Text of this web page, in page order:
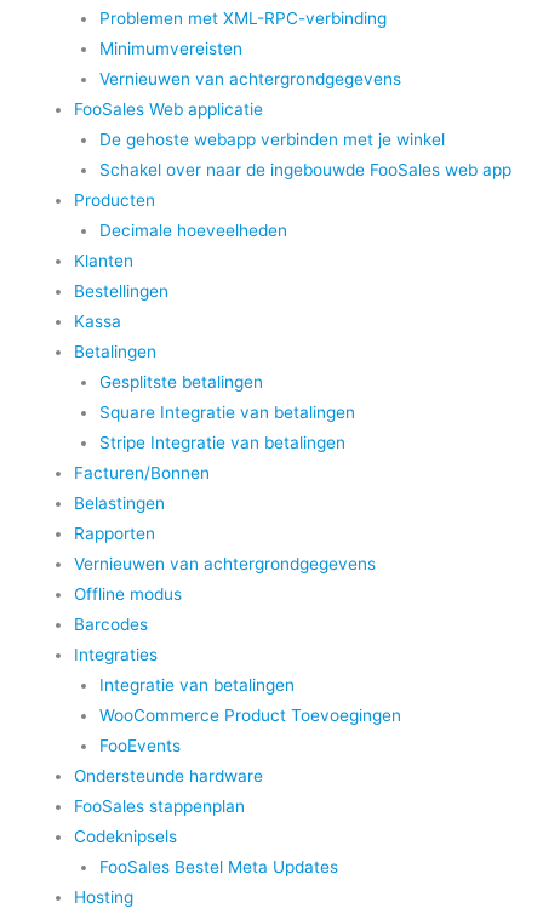
Problemen met XML-RPC-verbinding
Minimumvereisten
Vernieuwen van achtergrondgegevens
FooSales Web applicatie
De gehoste webapp verbinden met je winkel
Schakel over naar de ingebouwde FooSales web app
Producten
Decimale hoeveelheden
Klanten
Bestellingen
Kassa
Betalingen
Gesplitste betalingen
Square Integratie van betalingen
Stripe Integratie van betalingen
Facturen/Bonnen
Belastingen
Rapporten
Vernieuwen van achtergrondgegevens
Offline modus
Barcodes
Integraties
Integratie van betalingen
WooCommerce Product Toevoegingen
FooEvents
Ondersteunde hardware
FooSales stappenplan
Codeknipsels
FooSales Bestel Meta Updates
Hosting